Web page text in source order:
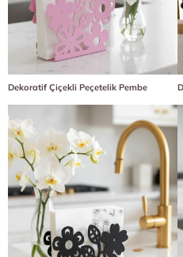
Dekoratif Çiçekli Peçetelik Pembe